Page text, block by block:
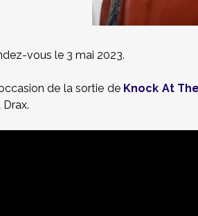
vous le 3 mai 2023.
de la sortie de Knock At
Drax.